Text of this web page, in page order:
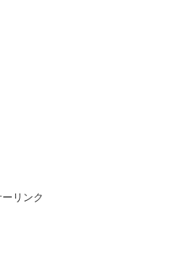
リンク